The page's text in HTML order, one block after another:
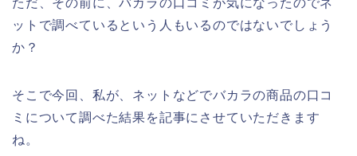
ただ、その前に、バカラの口コミが気になったのでネ
ットで調べているという人もいるのではないでしょう
か？
そこで今回、私が、ネットなどでバカラの商品の口コ
ミについて調べた結果を記事にさせていただきます
ね。